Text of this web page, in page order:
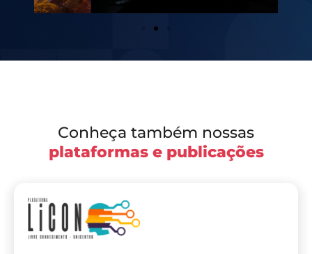
Conheça também nossas
plataformas e publicações